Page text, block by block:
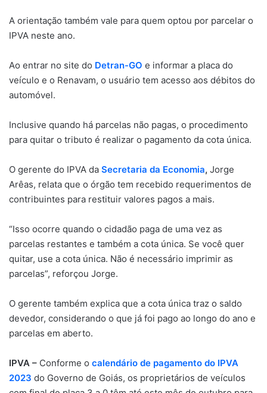
A orientação também vale para quem optou por parcelar o
IPVA neste ano.
Ao entrar no site do Detran-GO e informar a placa do
veículo e o Renavam, o usuário tem acesso aos débitos do
automóvel.
Inclusive quando há parcelas não pagas, o procedimento
para quitar o tributo é realizar o pagamento da cota única.
O gerente do IPVA da Secretaria da Economia, Jorge
Arêas, relata que o órgão tem recebido requerimentos de
contribuintes para restituir valores pagos a mais.
“Isso ocorre quando o cidadão paga de uma vez as
parcelas restantes e também a cota única. Se você quer
quitar, use a cota única. Não é necessário imprimir as
parcelas”, reforçou Jorge.
O gerente também explica que a cota única traz o saldo
devedor, considerando o que já foi pago ao longo do ano e
parcelas em aberto.
IPVA – Conforme o calendário de pagamento do IPVA
2023 do Governo de Goiás, os proprietários de veículos